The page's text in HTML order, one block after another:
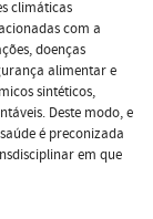
climáticas
com a
doenças
alimentar e
sintéticos,
Deste modo, e
é preconizada
em que